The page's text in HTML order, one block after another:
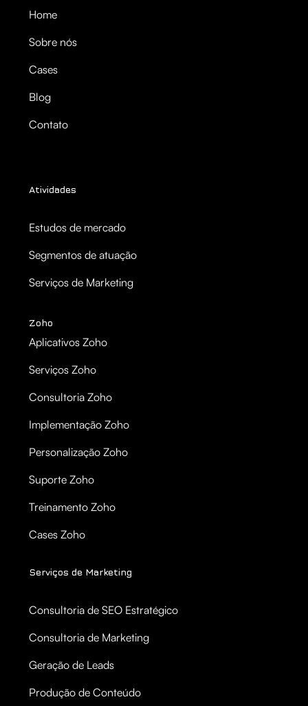
Home
Sobre nós
Cases
Blog
Contato
Atividades
Estudos de mercado
Segmentos de atuação
Serviços de Marketing
Zoho
Aplicativos Zoho
Serviços Zoho
Consultoria Zoho
Implementação Zoho
Personalização Zoho
Suporte Zoho
Treinamento Zoho
Cases Zoho
Serviços de Marketing
Consultoria de SEO Estratégico
Consultoria de Marketing
Geração de Leads
Produção de Conteúdo